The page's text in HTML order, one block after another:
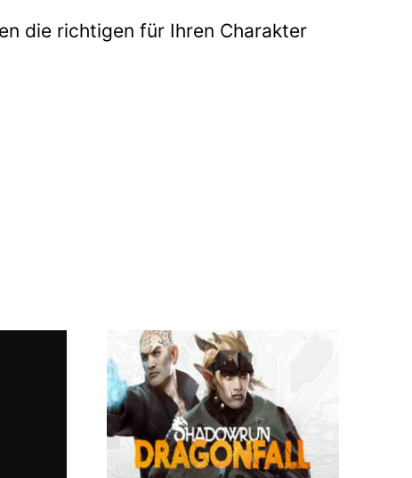
die richtigen für Ihren Charakter